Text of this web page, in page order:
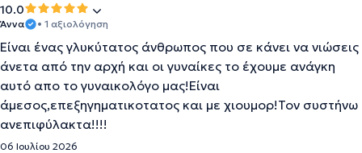
10.0
Άννα • 1 αξιολόγηση
Είναι ένας γλυκύτατος άνθρωπος που σε κάνει να νιώσεις
άνετα από την αρχή και οι γυναίκες το έχουμε ανάγκη
αυτό απο το γυναικολόγο μας!Είναι
άμεσος,επεξηγηματικοτατος και με χιουμορ!Τον συστήνω
ανεπιφύλακτα!!!!
06 Ιουλίου 2026